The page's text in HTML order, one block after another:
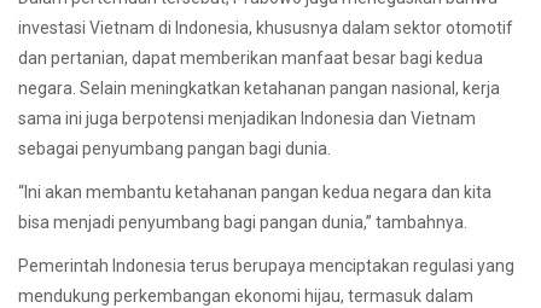
investasi Vietnam di Indonesia, khususnya dalam sektor otomotif
dan pertanian, dapat memberikan manfaat besar bagi kedua
negara. Selain meningkatkan ketahanan pangan nasional, kerja
sama ini juga berpotensi menjadikan Indonesia dan Vietnam
sebagai penyumbang pangan bagi dunia.
“Ini akan membantu ketahanan pangan kedua negara dan kita
bisa menjadi penyumbang bagi pangan dunia,” tambahnya.
Pemerintah Indonesia terus berupaya menciptakan regulasi yang
mendukung perkembangan ekonomi hijau, termasuk dalam